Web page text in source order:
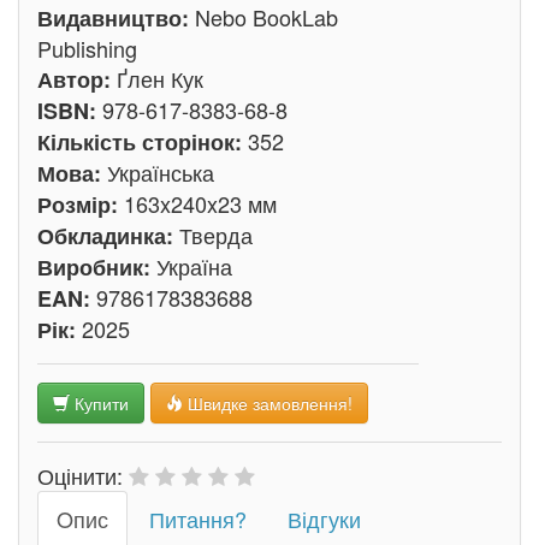
Видавництво: Nebo BookLab
Publishing
Автор: Ґлен Кук
ISBN: 978-617-8383-68-8
Кількість сторінок: 352
Мова: Українська
Розмір: 163x240x23 мм
Обкладинка: Тверда
Виробник: Україна
EAN: 9786178383688
Рік: 2025
Купити Швидке замовлення!
Оцінити:
Oпис
Питання?
Відгуки